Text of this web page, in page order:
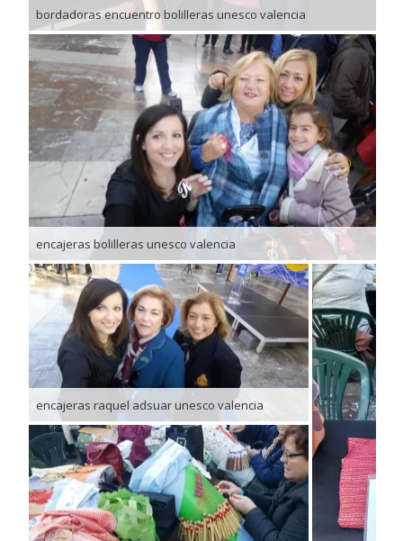
bordadoras encuentro bolilleras unesco valencia
encajeras bolilleras unesco valencia
encajeras raquel adsuar unesco valencia